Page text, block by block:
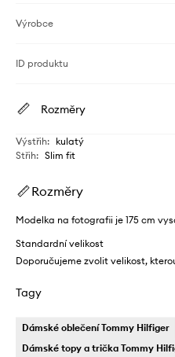
Výrobce
ID produktu
Rozměry
Výstřih: kulatý
Střih: Slim fit
Rozměry
Modelka na fotografii je 175 cm
Standardní velikost
Doporučujeme zvolit velikost,
Tagy
Dámské oblečení Tommy Hilfiger
Dámské topy a trička Tommy